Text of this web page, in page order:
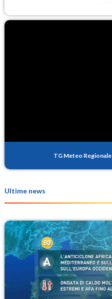
TG Meteo Regionale
Ultime news